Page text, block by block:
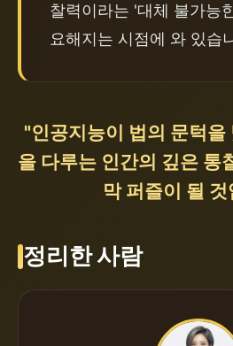
찰력이라는 '대체 불가능
요해지는 시점에 와 있습
"인공지능이 법의 문턱을
을 다루는 인간의 깊은 통
막 퍼즐이 될 것
정리한 사람